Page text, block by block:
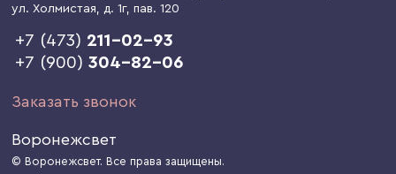
ул. Холмистая, д. 1г, пав. 120
+7 (473) 211-02-93
+7 (900)304-82-06
Заказать звонок
Воронежсвет
© Воронежсвет. Все права защищены.